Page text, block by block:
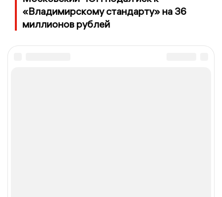
«Владимирскому стандарту» на 36
миллионов рублей